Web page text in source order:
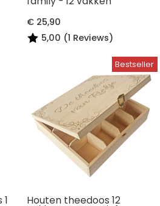
€ 25,90
5,00 (1 Reviews)
Houten theedoos 12